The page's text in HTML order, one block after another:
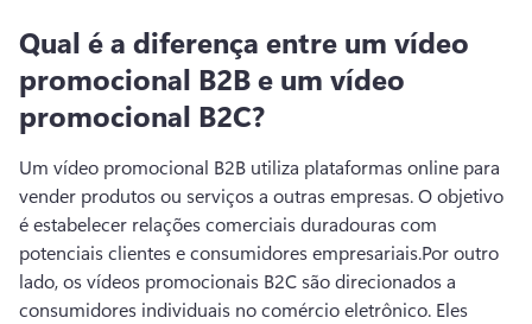
Qual é a diferença entre um vídeo
promocional B2B e um vídeo
promocional B2C?
Um vídeo promocional B2B utiliza plataformas online para
vender produtos ou serviços a outras empresas. O objetivo
é estabelecer relações comerciais duradouras com
potenciais clientes e consumidores empresariais.Por outro
lado, os vídeos promocionais B2C são direcionados a
consumidores individuais no comércio eletrônico. Eles